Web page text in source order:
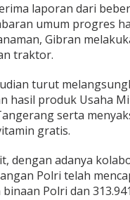
laporan dari
umum progres
Gibran
traktor.
turut
hasil produk Usaha
serta
gratis.
dengan adanya
Polri telah
Polri dan